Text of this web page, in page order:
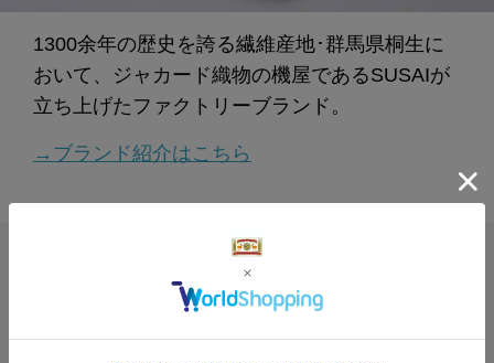
1300余年の歴史を誇る繊維産地･群馬県桐生に
おいて、ジャカード織物の機屋であるSUSAIが
立ち上げたファクトリーブランド。
→ブランド紹介はこちら
レビュー
4.3